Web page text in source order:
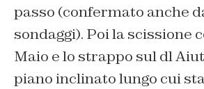
passo (confermato anche
sondaggi). Poi la scissione
Maio e lo strappo sul dl
piano inclinato lungo cui